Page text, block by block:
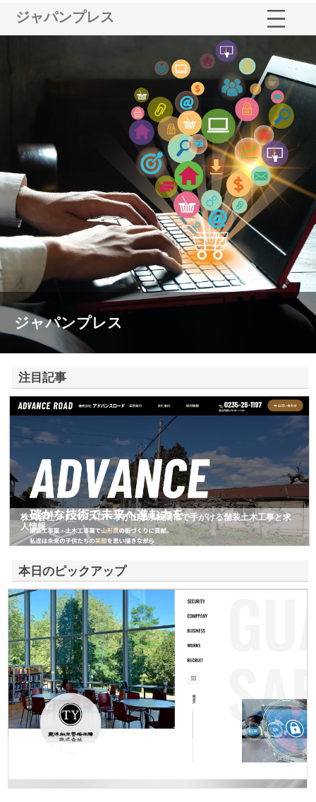
ジャパンプレス
ジャパンプレス
注目記事
株式会社アドバンスロードが山形県鶴岡市で手がける舗装土木工事と求
人情報
本日のピックアップ